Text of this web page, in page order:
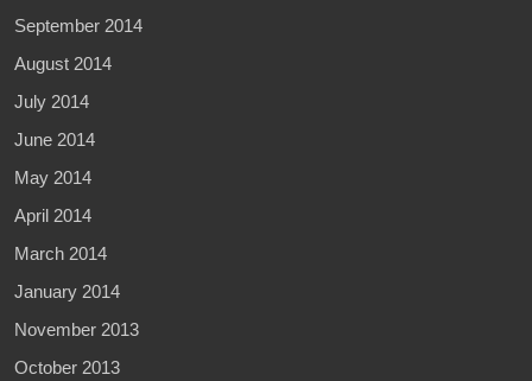
September 2014
August 2014
July 2014
June 2014
May 2014
April 2014
March 2014
January 2014
November 2013
October 2013